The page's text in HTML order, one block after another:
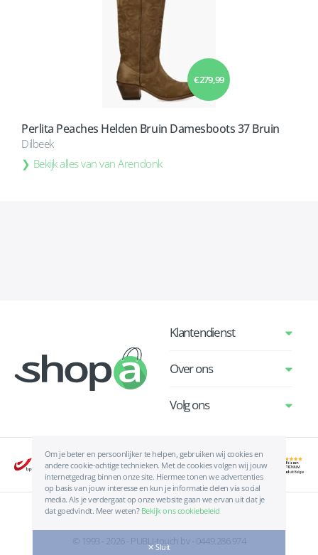
€ 279,99
Perlita Peaches Helden Bruin Damesboots 37 Bruin
Dilbeek
Bekijk alles van van Arendonk
Om je beter en persoonlijker te helpen, gebruiken wij cookies en
andere cookie-achtige technieken. Met de cookies volgen wij jouw
internetgedrag binnen onze site. Hiermee tonen we advertenties
op basis van jouw interesse en kun je informatie delen via social
media. Als je verdergaat op onze website gaan we ervan uit dat je
dat goedvindt. Meer weten? Bekijk ons cookiebeleid
✕ Sluit
Klantendienst
Over ons
Volg ons
Algemene voorwaarden | Privacyverklaring
© 1993 - 2026 - PUBLI-touch bv - 0449.286.974